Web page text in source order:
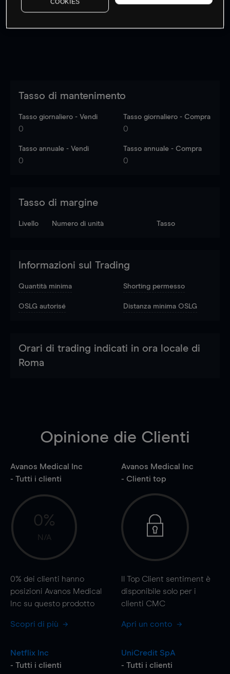
dati di mercato
to see latest market data
Tasso di mantenimento
Tasso giornaliero - Vendi
0
Tasso giornaliero - Compra
0
Tasso annuale - Vendi
0
Tasso annuale - Compra
0
Tasso di margine
Livello Numero di unità Tasso
Informazioni sul Trading
Quantità minima Shorting permesso
OSLG autorisé Distanza minima OSLG
Orari di trading indicati in ora locale di
Roma
Opinione die Clienti
Avanos Medical Inc
- Tutti i clienti
0%
N/A
0% dei clienti hanno
posizioni Avanos Medical
Inc su questo prodotto
Scopri di più
Avanos Medical Inc
- Clienti top
Il Top Client sentiment è
disponibile solo per i
clienti CMC
Apri un conto
Netflix Inc
- Tutti i clienti
UniCredit SpA
- Tutti i clienti
COOKIES